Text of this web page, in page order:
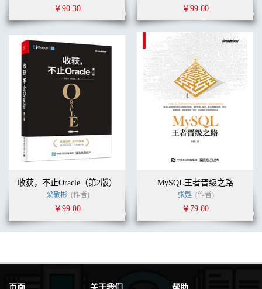
￥90.30 ￥99.00
收获，不止Oracle（第2版）
梁敬彬 (作者)
￥99.00
MySQL王者晋级之路
张甦 (作者)
￥79.00